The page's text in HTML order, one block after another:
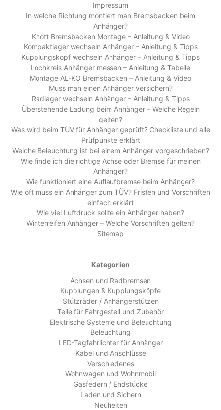
Impressum
In welche Richtung montiert man Bremsbacken beim
Anhänger?
Knott Bremsbacken Montage – Anleitung & Video
Kompaktlager wechseln Anhänger – Anleitung & Tipps
Kupplungskopf wechseln Anhänger – Anleitung & Tipps
Lochkreis Anhänger messen – Anleitung & Tabelle
Montage AL-KO Bremsbacken – Anleitung & Video
Muss man einen Anhänger versichern?
Radlager wechseln Anhänger – Anleitung & Tipps
Überstehende Ladung beim Anhänger – Welche Regeln
gelten?
Was wird beim TÜV für Anhänger geprüft? Checkliste und alle
Prüfpunkte erklärt
Welche Beleuchtung ist bei einem Anhänger vorgeschrieben?
Wie finde ich die richtige Achse oder Bremse für meinen
Anhänger?
Wie funktioniert eine Auflaufbremse beim Anhänger?
Wie oft muss ein Anhänger zum TÜV? Fristen und Vorschriften
einfach erklärt
Wie viel Luftdruck sollte ein Anhänger haben?
Winterreifen Anhänger – Welche Vorschriften gelten?
Sitemap
Kategorien
Achsen und Radbremsen
Kupplungen & Kupplungsköpfe
Stützräder / Anhängerstützen
Teile für Fahrgestell und Zubehör
Elektrische Systeme und Beleuchtung
Beleuchtung
LED-Tagfahrlichter für Anhänger
Kabel und Anschlüsse
Verschiedenes
Wohnwagen und Wohnmobil
Gasfedern / Endstücke
Laden und Sichern
Neuheiten